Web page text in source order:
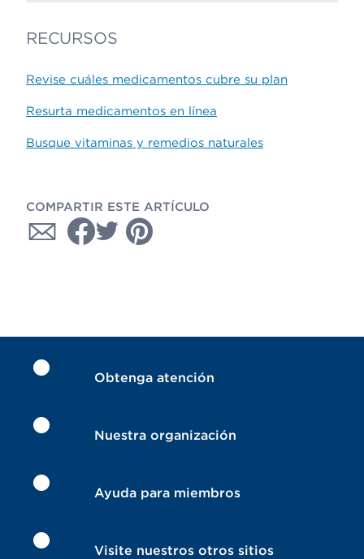
RECURSOS
Revise cuáles medicamentos cubre su plan
Resurta medicamentos en línea
Busque vitaminas y remedios naturales
COMPARTIR ESTE ARTÍCULO
Obtenga atención
Nuestra organización
Ayuda para miembros
Visite nuestros otros sitios